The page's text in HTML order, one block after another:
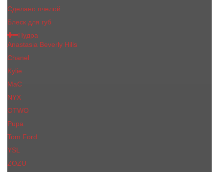
Сделано пчелой
Блеск для губ
Пудра
Anastasia Beverly Hills
Chanel
Kylie
MaC
NYX
OTWO
Pupa
Tom Ford
YSL
ZOZU